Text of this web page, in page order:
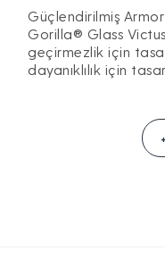
Güçlendirilmiş
Gorilla® Glass
geçirmezlik için
dayanıklılık için